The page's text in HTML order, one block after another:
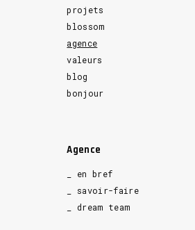
projets
blossom
agence
valeurs
blog
bonjour
Agence
_ en bref
_ savoir-faire
_ dream team